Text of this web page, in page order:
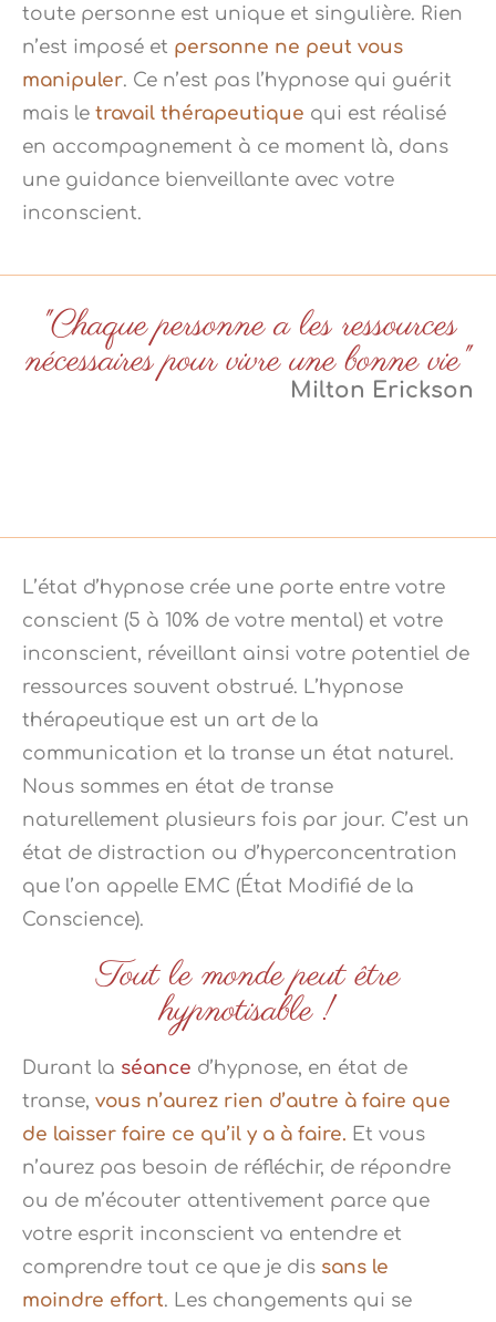
toute personne est unique et singulière. Rien
n’est imposé et personne ne peut vous
manipuler. Ce n’est pas l’hypnose qui guérit
mais le travail thérapeutique qui est réalisé
en accompagnement à ce moment là, dans
une guidance bienveillante avec votre
inconscient.
"Chaque personne a les ressources
nécessaires pour vivre une bonne vie"
Milton Erickson
L’état d’hypnose crée une porte entre votre
conscient (5 à 10% de votre mental) et votre
inconscient, réveillant ainsi votre potentiel de
ressources souvent obstrué. L’hypnose
thérapeutique est un art de la
communication et la transe un état naturel.
Nous sommes en état de transe
naturellement plusieurs fois par jour. C’est un
état de distraction ou d’hyperconcentration
que l’on appelle EMC (État Modifié de la
Conscience).
Tout le monde peut être
hypnotisable !
Durant la séance d’hypnose, en état de
transe, vous n’aurez rien d’autre à faire que
de laisser faire ce qu’il y a à faire. Et vous
n’aurez pas besoin de réfléchir, de répondre
ou de m’écouter attentivement parce que
votre esprit inconscient va entendre et
comprendre tout ce que je dis sans le
moindre effort. Les changements qui se